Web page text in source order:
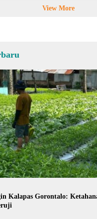
View More
Kalapas Gorontalo: